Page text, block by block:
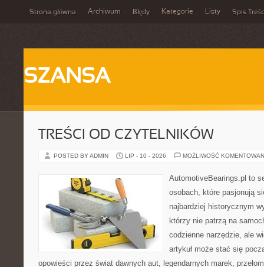
Strona główna Archiwum Błędy Kategorie Listy Spis
SZANSA
TREŚCI OD CZYTELNIKÓW
POSTED BY ADMIN LIP - 10 - 2026 MOŻLIWOŚĆ
AutomotiveBearings.pl to
osobach, które pasjonują
najbardziej historycznym
którzy nie patrzą na
codzienne narzędzie, ale
artykuł może stać się
opowieści przez świat dawnych aut, legendarnych marek,